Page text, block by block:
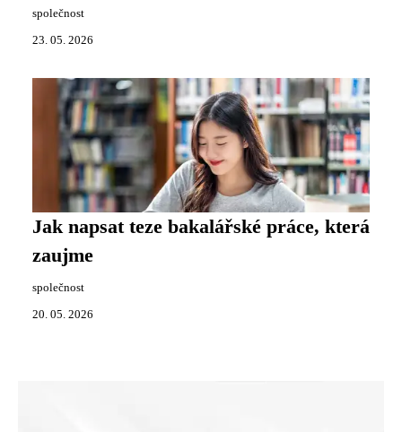
společnost
23. 05. 2026
Jak napsat teze bakalářské práce, která
zaujme
společnost
20. 05. 2026